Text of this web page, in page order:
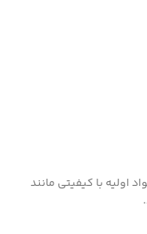
اولیه با کیفیتی مانند